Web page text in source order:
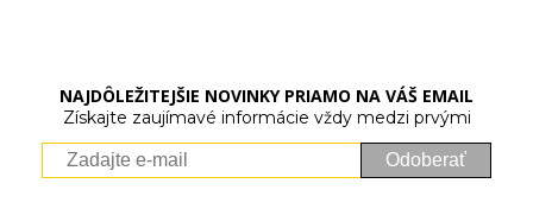
NAJDÔLEŽITEJŠIE NOVINKY PRIAMO NA VÁŠ EMAIL
Získajte zaujímavé informácie vždy medzi prvými
Odoberať